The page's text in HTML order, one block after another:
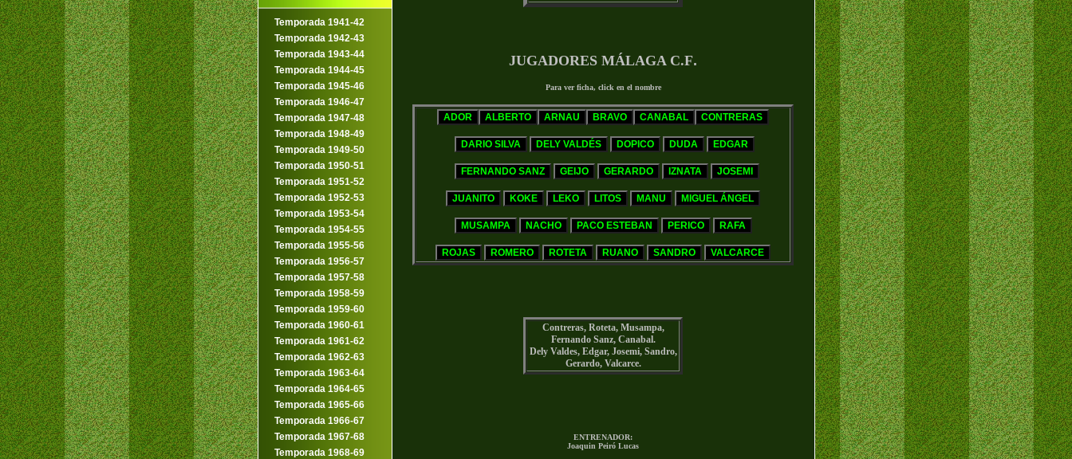
Temporada 1941-42
Temporada 1942-43
Temporada 1943-44
Temporada 1944-45
Temporada 1945-46
Temporada 1946-47
Temporada 1947-48
Temporada 1948-49
Temporada 1949-50
Temporada 1950-51
Temporada 1951-52
Temporada 1952-53
Temporada 1953-54
Temporada 1954-55
Temporada 1955-56
Temporada 1956-57
Temporada 1957-58
Temporada 1958-59
Temporada 1959-60
Temporada 1960-61
Temporada 1961-62
Temporada 1962-63
Temporada 1963-64
Temporada 1964-65
Temporada 1965-66
Temporada 1966-67
Temporada 1967-68
Temporada 1968-69
JUGADORES MÁLAGA C.F.
Para ver ficha, click en el nombre
Contreras, Roteta, Musampa,
Fernando Sanz, Canabal.
Dely Valdes, Edgar, Josemi, Sandro,
Gerardo, Valcarce.
ENTRENADOR:
Joaquin Peiró Lucas